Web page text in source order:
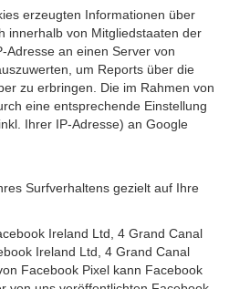
erzeugten Informationen über
innerhalb von Mitgliedstaaten der
Adresse an einen Server von
um Reports über die
zu erbringen. Die im Rahmen von
eine entsprechende Einstellung
Ihrer IP-Adresse) an Google
Surfverhaltens gezielt auf Ihre
Ireland Ltd, 4 Grand Canal
Ireland Ltd, 4 Grand Canal
Facebook Pixel kann Facebook